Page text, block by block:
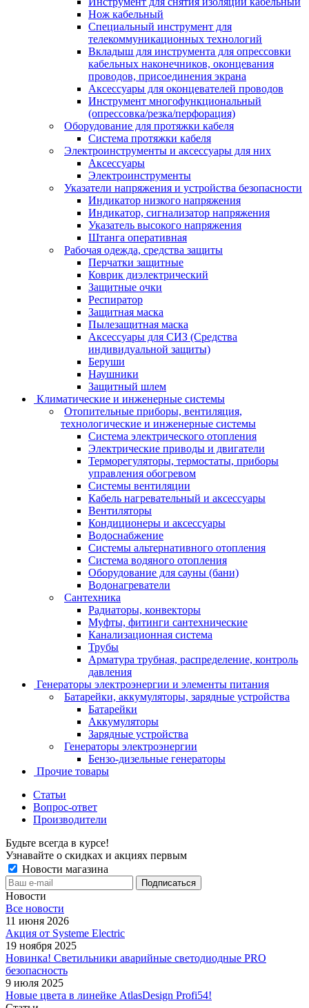
Нож кабельный
Специальный инструмент для
телекоммуникационных технологий
Вкладыш для инструмента для опрессовки
кабельных наконечников, оконцевания
проводов, присоединения экрана
Аксессуары для оконцевателей проводов
Инструмент многофункциональный
(опрессовка/резка/перфорация)
Оборудование для протяжки кабеля
Система протяжки кабеля
Электроинструменты и аксессуары для них
Аксессуары
Электроинструменты
Указатели напряжения и устройства безопасности
Индикатор низкого напряжения
Индикатор, сигнализатор напряжения
Указатель высокого напряжения
Штанга оперативная
Рабочая одежда, средства защиты
Перчатки защитные
Коврик диэлектрический
Защитные очки
Респиратор
Защитная маска
Пылезащитная маска
Аксессуары для СИЗ (Средства
индивидуальной защиты)
Беруши
Наушники
Защитный шлем
Климатические и инженерные системы
Отопительные приборы, вентиляция,
технологические и инженерные системы
Система электрического отопления
Электрические приводы и двигатели
Терморегуляторы, термостаты, приборы
управления обогревом
Системы вентиляции
Кабель нагревательный и аксессуары
Вентиляторы
Кондиционеры и аксессуары
Водоснабжение
Системы альтернативного отопления
Система водяного отопления
Оборудование для сауны (бани)
Водонагреватели
Сантехника
Радиаторы, конвекторы
Муфты, фитинги сантехнические
Канализационная система
Трубы
Арматура трубная, распределение, контроль
давления
Генераторы электроэнергии и элементы питания
Батарейки, аккумуляторы, зарядные устройства
Батарейки
Аккумуляторы
Зарядные устройства
Генераторы электроэнергии
Бензо-дизельные генераторы
Прочие товары
Статьи
Вопрос-ответ
Производители
Будьте всегда в курсе!
Узнавайте о скидках и акциях первым
Новости магазина
Новости
Все новости
11 июня 2026
Акция от Systeme Electric
19 ноября 2025
Новинка! Светильники аварийные светодиодные PRO
безопасность
9 июля 2025
Новые цвета в линейке AtlasDesign Profi54!